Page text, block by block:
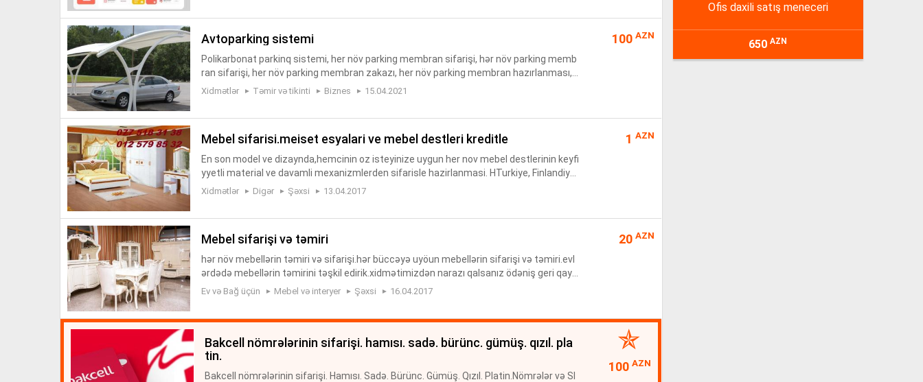
ofis daxili satış meneceri
650AZN
avtoparking sistemi
Polikarbonat parkinq sistemi, her növ parking membran sifarişi, hər növ parking memb
ran sifarişi, her növ parking membran zakazı, her növ parking membran hazırlanması,
her növ parking membran hazırlanması və quraşdırılması,maşın üçün kölgəlik sisteml...
Xidmətlər Təmir və tikinti Biznes 15.04.2021
100 AZN
mebel sifarisi.meiset esyalari ve mebel destleri kreditle
En son model ve dizaynda,hemcinin oz isteyinize uygun her nov mebel destlerinin keyfi
yyetli material ve davamli mexanizmlerden sifarisle hazirlanmasi. HTurkiye, Finlandiya
materiallari ve Almaniya istehsali olan mexanizmlerden hazirlanan mebeller zov...
Xidmətlər Digər Şəxsi 13.04.2017
1 AZN
mebel sifarişi və təmiri
hər növ mebellərin təmiri və sifarişi.hər büccəyə uyöun mebellərin sifarişi və təmiri.evl
ərdədə mebellərin təmirini təşkil edirik.xidmətimizdən narazı qalsanız ödəniş geri qayt
arılacaq.qısa müddətdə sifarişiniz ünvana çatdırılazaq.təmirimizə 100 faiz...
Ev və Bağ üçün Mebel və interyer Şəxsi 16.04.2017
20 AZN
bakcell nömrələrinin sifarişi. hamısı. sadə. bürünc. gümüş. qızıl. pla
tin.
Bakcell nömrələrinin sifarişi. Hamısı. Sadə. Bürünc. Gümüş. Qızıl. Platin.Nömrələr və SI
100 AZN